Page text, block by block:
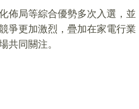
佈局等綜合優勢多次入選，並
爭更加激烈，疊加在家電行業
共同關注。